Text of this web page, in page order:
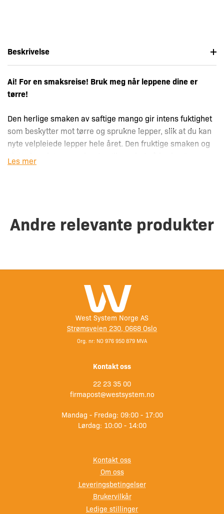
Beskrivelse
Ai! For en smaksreise! Bruk meg når leppene dine er
tørre!
Den herlige smaken av saftige mango gir intens fuktighet
som beskytter mot tørre og sprukne lepper, slik at du kan
nyte velpleiede lepper hele året. Den fruktige smaken og
laget kun med naturlige og næringsrike ingredienser for
ingredienser som gjør den trygg og skånsom for daglig
bruk. For tørre og såre lepper.
Les mer
Andre relevante produkter
West System Norge AS
Strømsveien 230, 0668 Oslo
Org. nr: NO 976 950 879 MVA
Kontakt oss
22 23 35 00
firmapost@westsystem.no
Mandag - Fredag: 09:00 - 17:00
Lørdag: 10:00 - 14:00
Kontakt oss
Om oss
Leveringsbetingelser
Brukervilkår
Ledige stillinger